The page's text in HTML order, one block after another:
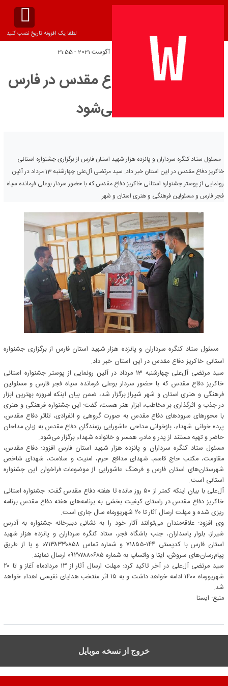
لطفا یک افزونه تاریخ نصب کنید.
تاریخ انتشار:
جشنواره خاکریز دفاع مقدس در فارس
برگزار می‌شود
مسئول ستاد کنگره سرداران و پانزده هزار شهید استان فارس از برگزاری جشنواره استانی
خاکریز دفاع مقدس در این استان خبر داد. سید مرتضی آل‌علی چهارشنبه 13 مرداد در آئین
رونمایی از پوستر جشنواره استانی خاکریز دفاع مقدس که با حضور سردار بوعلی فرمانده سپاه
فجر فارس و مسئولین فرهنگی و هنری استان و شهر
مسئول ستاد کنگره سرداران و پانزده هزار شهید استان فارس از برگزاری جشنواره
استانی خاکریز دفاع مقدس در این استان خبر داد.
سید مرتضی آل‌علی چهارشنبه 13 مرداد در آئین رونمایی از پوستر جشنواره استانی
خاکریز دفاع مقدس که با حضور سردار بوعلی فرمانده سپاه فجر فارس و مسئولین
فرهنگی و هنری استان و شهر شیراز برگزار شد، ضمن بیان اینکه امروزه بهترین ابزار
در جذب و اثرگذاری بر مخاطب، ابزار هنر هست، گفت: این جشنواره فرهنگی و هنری
با محورهای سرودهای دفاع مقدس به صورت گروهی و انفرادی، تئاتر دفاع مقدس،
پرده خوانی شهداء، بازخوانی مداحی عاشورایی رزمندگان دفاع مقدس به زبان مداحان
حاضر و تهیه مستند از پدر و مادر، همسر و خانواده شهداء برگزار می‌شود.
مسئول ستاد کنگره سرداران و پانزده هزار شهید استان فارس افزود: دفاع مقدس،
مقاومت، مکتب حاج قاسم، شهدای مدافع حرم، امنیت و سلامت، شهدای شاخص
شهرستان‌های استان فارس و فرهنگ عاشورایی از موضوعات فراخوان این جشنواره
استانی است.
آل‌علی با بیان اینکه کمتر از ۵۰ روز مانده تا هفته دفاع مقدس گفت: جشنواره استانی
خاکریز دفاع مقدس در راستای کیفیت بخشی به برنامه‌های هفته دفاع مقدس برنامه
ریزی شده و مهلت ارسال آثار تا ٢٠ شهریورماه سال جاری است.
وی افزود: علاقه‌مندان می‌توانند آثار خود را به نشانی دبیرخانه جشنواره به آدرس
شیراز، بلوار پاسداران، جنب باشگاه فجر، ستاد کنگره سرداران و پانزده هزار شهید
استان فارس با کدپستی ١۴۴-٧١٨۵۵ و شماره تماس ٠٧١٣٨٣٣٠٨۵٨ و یا از طریق
پیام‌رسان‌های سروش، ایتا و واتساپ به شماره ٠٩٣٠٧٨٨٠۶٨۵ ارسال نمایند.
سید مرتضی آل‌علی در آخر تاکید کرد: مهلت ارسال آثار از ١٣ مردادماه آغاز و تا ٢٠
شهریورماه ١۴٠٠ ادامه خواهد داشت و به ١۵ اثر منتخب هدایای نفیسی اهداء خواهد
شد.
منبع: ايسنا
خروج از نسخه موبایل